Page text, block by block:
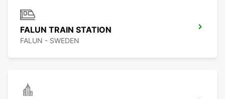
FALUN TRAIN STATION
FALUN - SWEDEN